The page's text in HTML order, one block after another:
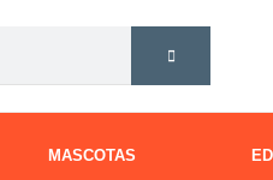
MASCOTAS